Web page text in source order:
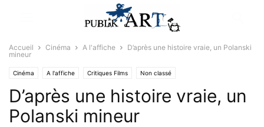
Accueil Cinéma A l'affiche
D’après une histoire vraie, un Polanski
mineur
Cinéma A l'affiche Critiques Films Non classé
D’après une histoire vraie, un
Polanski mineur